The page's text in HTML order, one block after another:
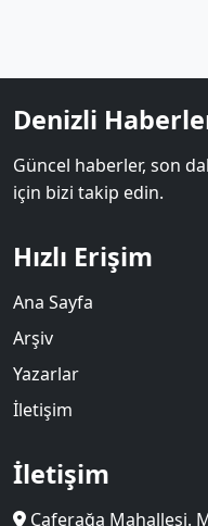
Denizli
Güncel haberler, son
için bizi takip edin.
Hızlı Erişim
Ana Sayfa
Arşiv
Yazarlar
İletişim
İletişim
Caferağa Mahallesi.